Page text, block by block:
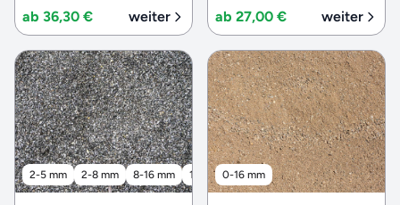
ab 36,30 € weiter ab 27,00 € weiter
2-5 mm 2-8 mm 8-16 mm 16-32 mm 32-56 mm
0-16 mm